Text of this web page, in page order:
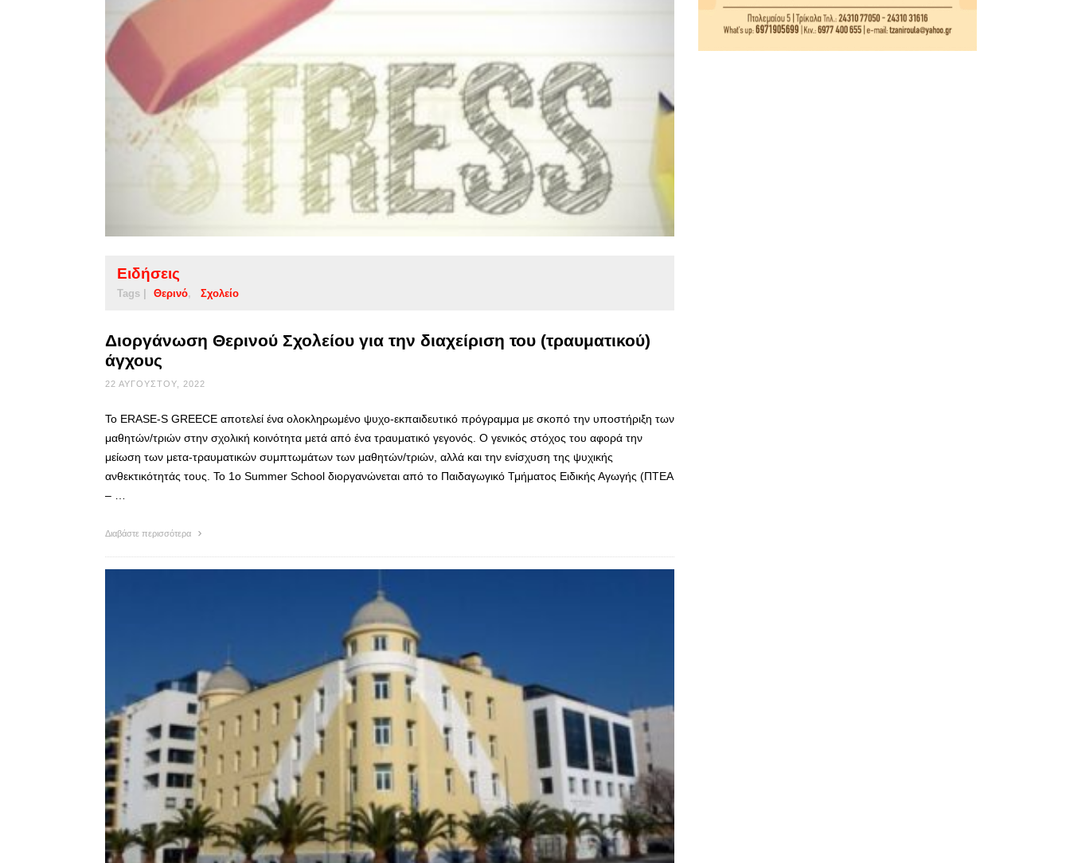
Ειδήσεις
Tags | Θερινό Σχολείο
Διοργάνωση Θερινού Σχολείου για την διαχείριση του (τραυματικού)
άγχους
22 ΑΥΓΟΎΣΤΟΥ, 2022
Το ERASE-S GREECE αποτελεί ένα ολοκληρωμένο ψυχο-εκπαιδευτικό πρόγραμμα με σκοπό την υποστήριξη των
μαθητών/τριών στην σχολική κοινότητα μετά από ένα τραυματικό γεγονός. Ο γενικός στόχος του αφορά την
μείωση των μετα-τραυματικών συμπτωμάτων των μαθητών/τριών, αλλά και την ενίσχυση της ψυχικής
ανθεκτικότητάς τους. Το 1ο Summer School διοργανώνεται από το Παιδαγωγικό Τμήματος Ειδικής Αγωγής (ΠΤΕΑ
– …
Διαβάστε περισσότερα